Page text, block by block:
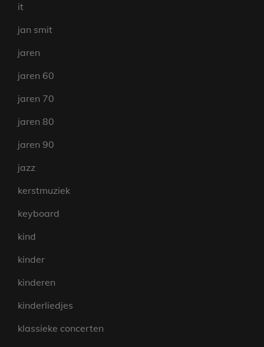
it
jan smit
jaren
jaren 60
jaren 70
jaren 80
jaren 90
jazz
kerstmuziek
keyboard
kind
kinder
kinderen
kinderliedjes
klassieke concerten